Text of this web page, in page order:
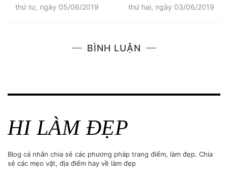
MÙA HÈ NÓNG BỨC
thứ tư, ngày 05/06/2019
DIỆN ĐỒ CÔNG SỞ HÀNG NGÀY
thứ hai, ngày 03/06/2019
BÌNH LUẬN
HI LÀM ĐẸP
Blog cá nhân chia sẻ các phương pháp trang điểm, làm đẹp. Chia
sẻ các mẹo vặt, địa điểm hay về làm đẹp